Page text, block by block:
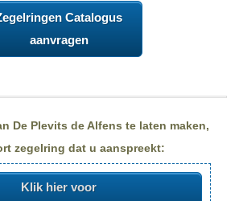
Catalogus
aanvragen
De Plevits de Alfens te laten maken,
zegelring dat u aanspreekt:
Klik hier voor